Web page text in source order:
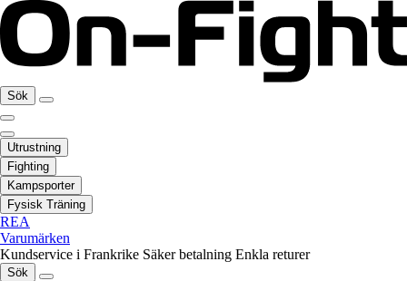
Sök
Utrustning
Fighting
Kampsporter
Fysisk Träning
REA
Varumärken
Kundservice i Frankrike Säker betalning Enkla returer
Sök